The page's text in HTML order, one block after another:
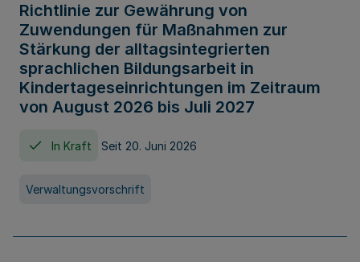
Richtlinie zur Gewährung von
Zuwendungen für Maßnahmen zur
Stärkung der alltagsintegrierten
sprachlichen Bildungsarbeit in
Kindertageseinrichtungen im Zeitraum
von August 2026 bis Juli 2027
In Kraft Seit 20. Juni 2026
Verwaltungsvorschrift